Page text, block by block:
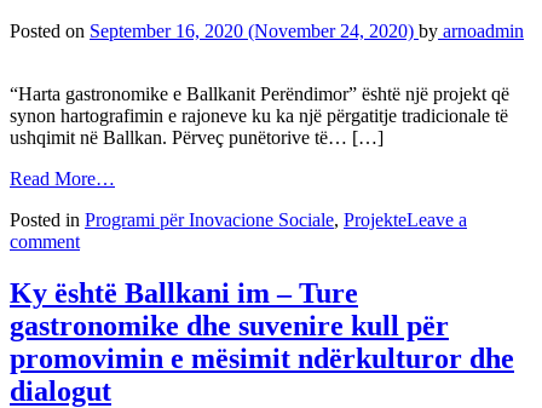
Posted on September 16, 2020 (November 24, 2020) by arnoadmin
“Harta gastronomike e Ballkanit Perëndimor” është një projekt që
synon hartografimin e rajoneve ku ka një përgatitje tradicionale të
ushqimit në Ballkan. Përveç punëtorive të… […]
Read More…
Posted in Programi për Inovacione Sociale, ProjekteLeave a
comment
Ky është Ballkani im – Ture
gastronomike dhe suvenire kull për
promovimin e mësimit ndërkulturor dhe
dialogut